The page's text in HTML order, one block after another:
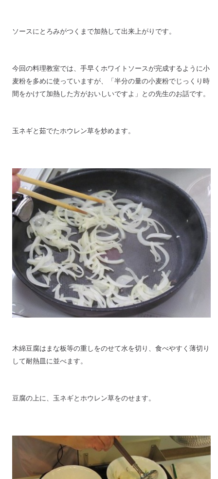
ソースにとろみがつくまで加熱して出来上がりです。
今回の料理教室では、手早くホワイトソースが完成するように小
麦粉を多めに使っていますが、「半分の量の小麦粉でじっくり時
間をかけて加熱した方がおいしいですよ」との先生のお話です。
玉ネギと茹でたホウレン草を炒めます。
木綿豆腐はまな板等の重しをのせて水を切り、食べやすく薄切り
して耐熱皿に並べます。
豆腐の上に、玉ネギとホウレン草をのせます。